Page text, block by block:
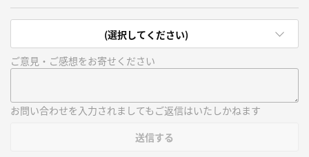
(選択してください)
ご意見・ご感想をお寄せください
お問い合わせを入力されましてもご返信はいたしかねます
送信する